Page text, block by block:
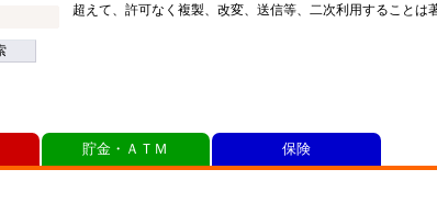
超えて、許可なく複製、改変、送信等、二次利用することは
貯金・ＡＴＭ 保険